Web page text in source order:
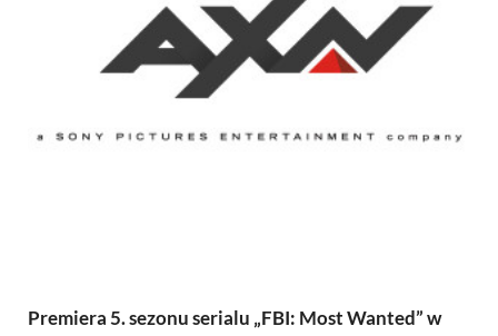
Premiera 5. sezonu serialu „FBI: Most Wanted” w